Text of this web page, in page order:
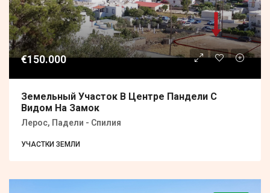
€150.000
Земельный Участок В Центре Пандели С
Видом На Замок
Лерос, Падели - Спилия
УЧАСТКИ ЗЕМЛИ